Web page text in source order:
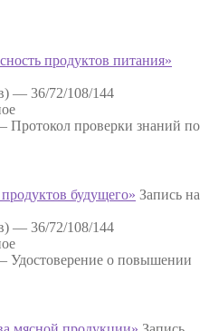
продуктов питания»
— 36/72/108/144
Протокол проверки знаний по
будущего» Запись на
— 36/72/108/144
Удостоверение о повышении